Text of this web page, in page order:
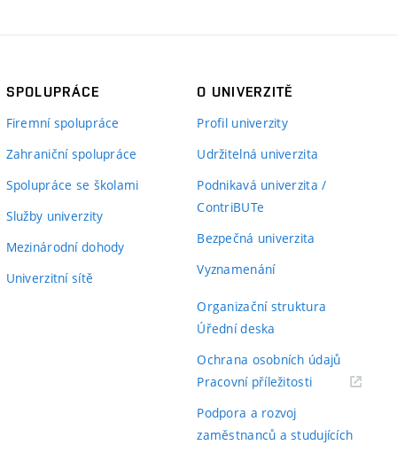
SPOLUPRÁCE
Firemní spolupráce
Zahraniční spolupráce
Spolupráce se školami
Služby univerzity
Mezinárodní dohody
Univerzitní sítě
O UNIVERZITĚ
Profil univerzity
Udržitelná univerzita
Podnikavá univerzita /
ContriBUTe
Bezpečná univerzita
Vyznamenání
Organizační struktura
Úřední deska
Ochrana osobních údajů
Pracovní příležitosti(externí
Podpora a rozvoj
zaměstnanců a studujících